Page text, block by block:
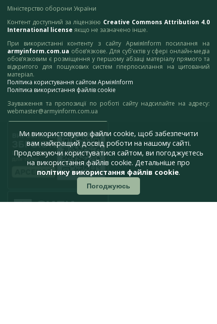
Міністерство оборони України
Контент доступний за ліцензією Creative Commons Attribution 4.0
International license якщо не зазначено інше.
При використанні контенту з сайту АрміяInform посилання на
armyinform.com.ua обов’язкове. Для суб’єктів у сфері онлайн-медіа
обов’язковим є розміщення у першому абзаці матеріалу прямого та
відкритого для пошукових систем гіперпосилання на цитований
матеріал.
Політика користування сайтом АрміяInform
Політика використання файлів cookie
Зауваження та пропозиції по роботі сайту надсилайте на адресу:
webmaster@armyinform.com.ua
Ми використовуємо файли cookie, щоб забезпечити
вам найкращий досвід роботи на нашому сайті.
Продовжуючи користуватися сайтом, ви погоджуєтесь
на використання файлів cookie. Детальніше про
політику використання файлів cookie.
Погоджуюсь